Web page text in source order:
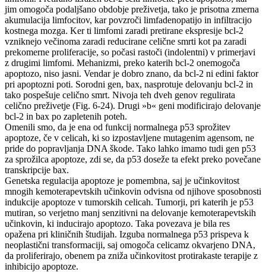
jim omogoča podaljšano obdobje preživetja, tako je prisotna zmerna
akumulacija limfocitov, kar povzroči limfadenopatijo in infiltracijo
kostnega mozga. Ker ti limfomi zaradi pretirane ekspresije bcl-2
vzniknejo večinoma zaradi reducirane celične smrti kot pa zaradi
prekomerne proliferacije, so počasi rastoči (indolentni) v primerjavi
z drugimi limfomi. Mehanizmi, preko katerih bcl-2 onemogoča
apoptozo, niso jasni. Vendar je dobro znano, da bcl-2 ni edini faktor
pri apoptozni poti. Sorodni gen, bax, nasprotuje delovanju bcl-2 in
tako pospešuje celično smrt. Nivoja teh dveh genov regulirata
celično preživetje (Fig. 6-24). Drugi »b« geni modificirajo delovanje
bcl-2 in bax po zapletenih poteh.
Omenili smo, da je ena od funkcij normalnega p53 sprožitev
apoptoze, če v celicah, ki so izpostavljene mutagenim agensom, ne
pride do popravljanja DNA škode. Tako lahko imamo tudi gen p53
za sprožilca apoptoze, zdi se, da p53 doseže ta efekt preko povečane
transkripcije bax.
Genetska regulacija apoptoze je pomembna, saj je učinkovitost
mnogih kemoterapevtskih učinkovin odvisna od njihove sposobnosti
indukcije apoptoze v tumorskih celicah. Tumorji, pri katerih je p53
mutiran, so verjetno manj senzitivni na delovanje kemoterapevtskih
učinkovin, ki inducirajo apoptozo. Taka povezava je bila res
opažena pri kliničnih študijah. Izguba normalnega p53 prispeva k
neoplastični transformaciji, saj omogoča celicamz okvarjeno DNA,
da proliferirajo, obenem pa zniža učinkovitost protirakaste terapije z
inhibicijo apoptoze.